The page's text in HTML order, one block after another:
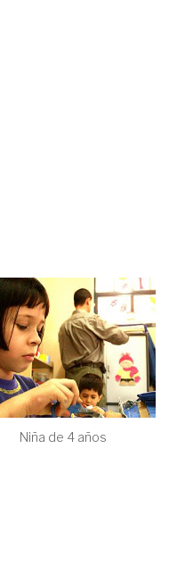
Niña de 4 años